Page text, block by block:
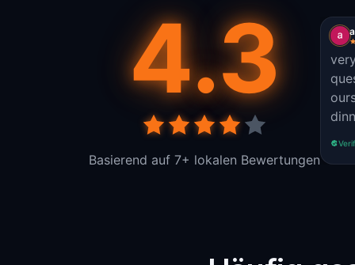
4.3
Basierend auf 7+ lokalen Bewertungen